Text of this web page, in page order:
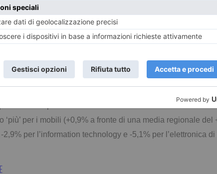
in regione). Sono stati spesi, poi, 68 milioni per le auto
-6,2% per i motoveicoli, -4,3%, per l’elettronica di
a 193 milioni di euro, ovvero 2.589 euro a famiglia, la
è la flessione registrata dall’Osservatorio Findomestic
al 2017 per le auto usate: 54 milioni con una crescita
per i mobili (+0,9% a fronte di una media regionale
per l’information technology e -5,1% per l’elettronica